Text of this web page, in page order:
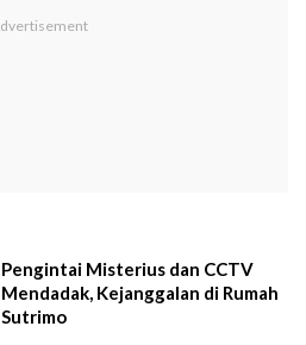
Pengintai Misterius dan CCTV
Mendadak, Kejanggalan di Rumah
Sutrimo